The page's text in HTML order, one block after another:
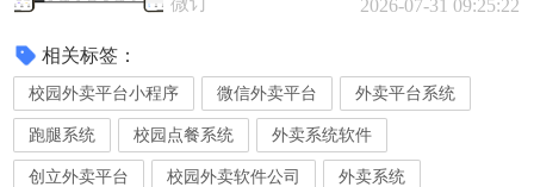
2026-07-31 09:25:22
相关标签：
校园外卖平台小程序 微信外卖平台 外卖平台系统
跑腿系统 校园点餐系统 外卖系统软件
创立外卖平台 校园外卖软件公司 外卖系统